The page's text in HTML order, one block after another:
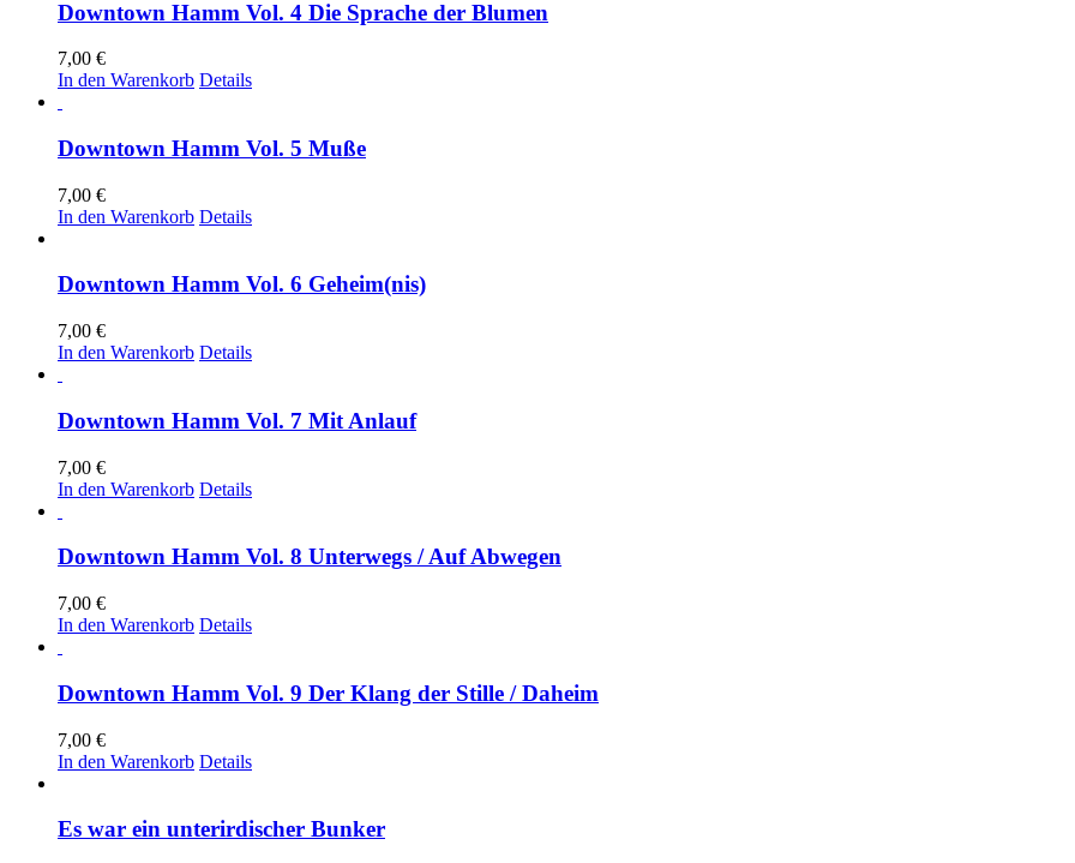
Downtown Hamm Vol. 4 Die Sprache der Blumen
7,00 €
In den Warenkorb Details
Downtown Hamm Vol. 5 Muße
7,00 €
In den Warenkorb Details
Downtown Hamm Vol. 6 Geheim(nis)
7,00 €
In den Warenkorb Details
Downtown Hamm Vol. 7 Mit Anlauf
7,00 €
In den Warenkorb Details
Downtown Hamm Vol. 8 Unterwegs / Auf Abwegen
7,00 €
In den Warenkorb Details
Downtown Hamm Vol. 9 Der Klang der Stille / Daheim
7,00 €
In den Warenkorb Details
Es war ein unterirdischer Bunker